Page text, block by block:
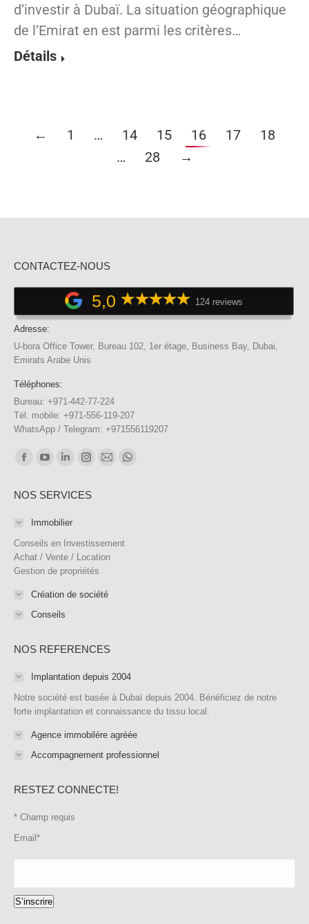
d’investir à Dubaï. La situation géographique
de l’Emirat en est parmi les critères…
Détails
← 1 … 14 15 16 17
18
…
28 →
CONTACTEZ-NOUS
5,0 124 reviews
Adresse:
U-bora Office Tower, Bureau 102, 1er étage, Business Bay, Dubai,
Emirats Arabe Unis
Téléphones:
Bureau: +971-442-77-224
Tél. mobile: +971-556-119-207
WhatsApp / Telegram: +971556119207
Trouvez nous sur :
opens
window
opens
in
window
LinkedIn
opens
in
window
Instagram
opens
windownew
WhatsApp
NOS SERVICES
Immobilier
Conseils en Investissement
Achat / Vente / Location
Gestion de propriétés
Création de société
Conseils
NOS REFERENCES
Implantation depuis 2004
Notre société est basée à Dubaï depuis 2004. Bénéficiez de notre
forte implantation et connaissance du tissu local.
Agence immobilére agréée
Accompagnement professionnel
RESTEZ CONNECTE!
* Champ requis
Email *
S’inscrire